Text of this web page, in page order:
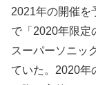
2021年の開催を
で「2020年限定
スーパーソニッ
ていた。2020年